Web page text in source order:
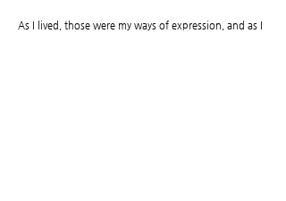
As I lived, those were my ways of expression, and as I